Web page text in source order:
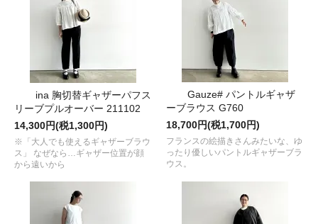
ina 胸切替ギャザーパフス
リーブプルオーバー 211102
14,300円(税1,300円)
※「大人でも使えるギャザーブラウ
ス」 なぜなら…ギャザー位置が顔
から遠いから
Gauze# パントルギャザ
ーブラウス G760
18,700円(税1,700円)
フランスの絵描きさんみたいな、ゆ
ったり優しいパントルギャザーブラ
ウス。